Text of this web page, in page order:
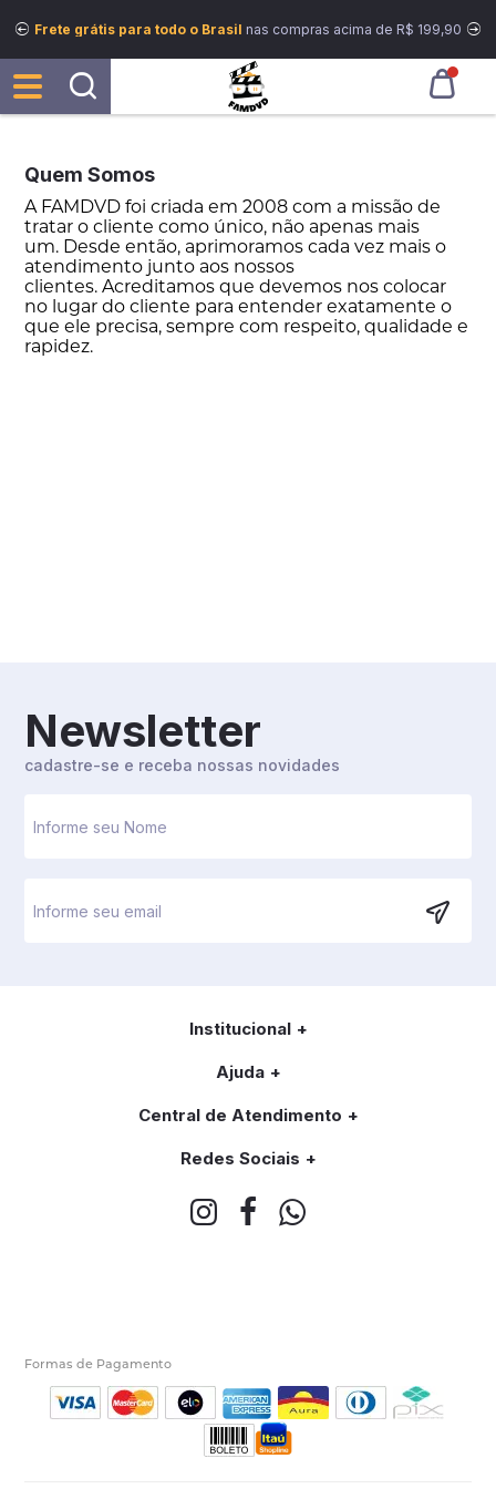
Frete grátis para todo o Brasil nas compras acima de R$ 199,90
Quem Somos
A FAMDVD foi criada em 2008 com a missão de
tratar o cliente como único, não apenas mais
um. Desde então, aprimoramos cada vez mais o
atendimento junto aos nossos
clientes.Acreditamos que devemos nos colocar
no lugar do cliente para entender exatamente o
que ele precisa, sempre com respeito, qualidade e
rapidez.
Newsletter
cadastre-se e receba nossas novidades
Institucional
Ajuda
Central de Atendimento
Redes Sociais
Formas de Pagamento